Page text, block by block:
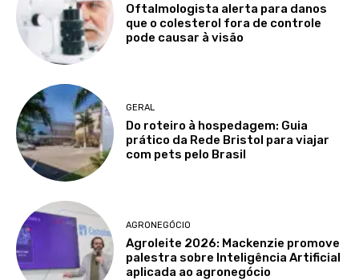
Oftalmologista alerta para danos
que o colesterol fora de controle
pode causar à visão
GERAL
Do roteiro à hospedagem: Guia
prático da Rede Bristol para viajar
com pets pelo Brasil
AGRONEGÓCIO
Agroleite 2026: Mackenzie promove
palestra sobre Inteligência Artificial
aplicada ao agronegócio